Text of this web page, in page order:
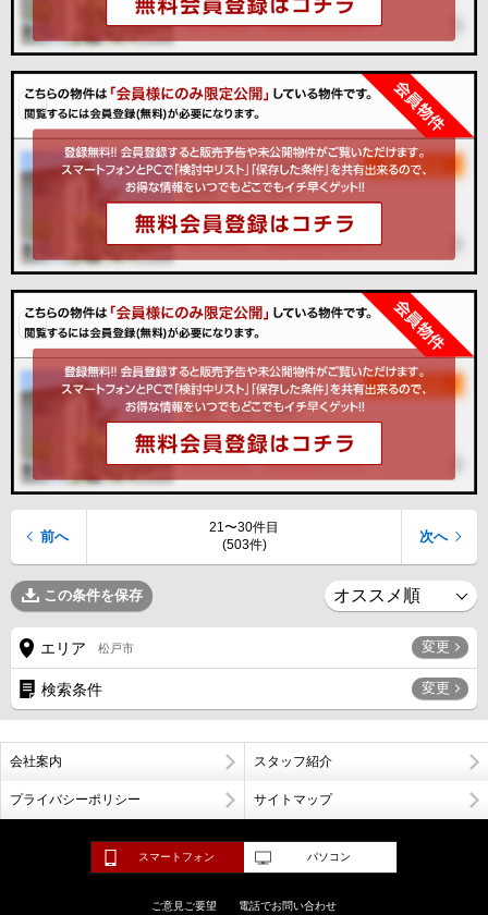
21〜30件目
(503件)
前へ 次へ
この条件を保存
エリア 松戸市 変更
検索条件 変更
会社案内 スタッフ紹介
プライバシーポリシー サイトマップ
スマートフォン パソコン
ご意見ご要望 電話でお問い合わせ